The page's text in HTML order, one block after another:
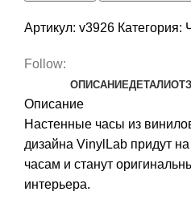
Артикул: v3926 Категория:
Follow:
ОПИСАНИЕДЕТАЛИ
Описание
Настенные часы из
дизайна VinylLab придут
часам и станут
интерьера.